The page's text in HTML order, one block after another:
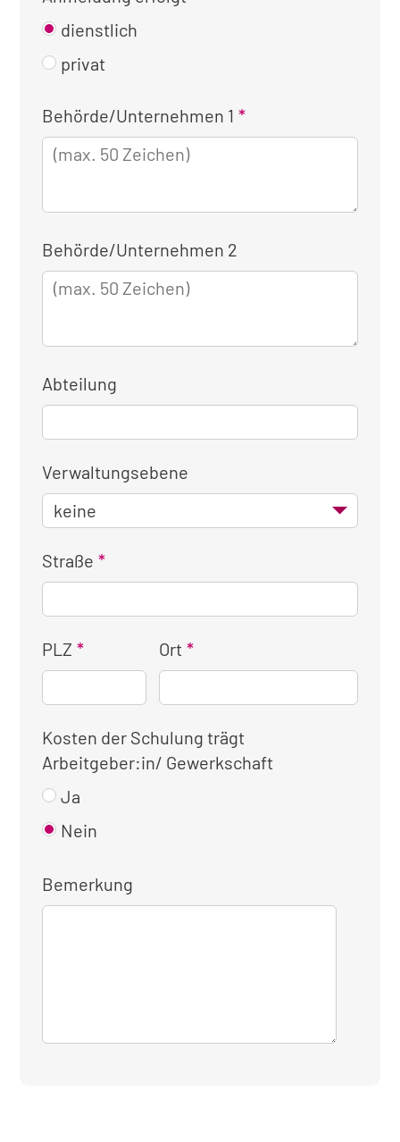
dienstlich
privat
Kontaktinformationen
für
die
Behörde/Unternehmen 1
Behörde/Unternehmen 2
Abteilung
Verwaltungsebene
Straße
PLZ Ort
Kosten der Schulung trägt
Arbeitgeber:in/ Gewerkschaft
Ja
Nein
Bemerkung